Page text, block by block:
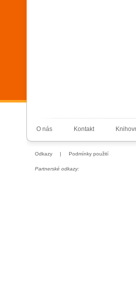
O nás Kontakt
Odkazy | Podmínky použití
Partnerské odkazy: